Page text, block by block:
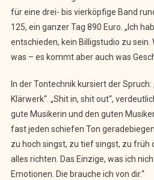
für eine drei- bis vierköpfige Band
125, ein ganzer Tag 890 Euro. „Ich
entschieden, kein Billigstudio zu sein.
was – es kommt aber auch was
In der Tontechnik kursiert der Spruch:
Klärwerk“. „Shit in, shit out“,
gute Musikerin und den guten
fast jeden schiefen Ton
zu hoch singst, zu tief singst, zu früh
alles richten. Das Einzige, was ich
Emotionen. Die brauche ich von dir.“